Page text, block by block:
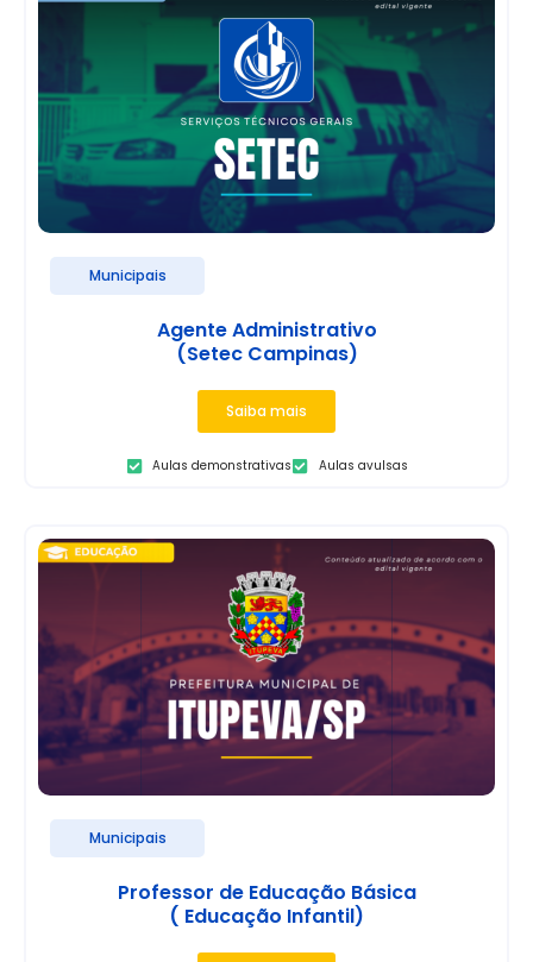
Municipais
Agente Administrativo
(Setec Campinas)
Saiba mais
Aulas demonstrativas Aulas avulsas
Municipais
Professor de Educação Básica
( Educação Infantil)